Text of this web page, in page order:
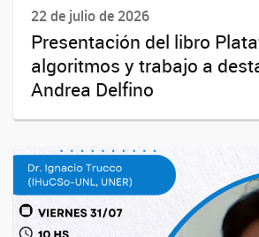
22 de julio de 2026
Presentación del libro
algoritmos y trabajo a
Andrea Delfino